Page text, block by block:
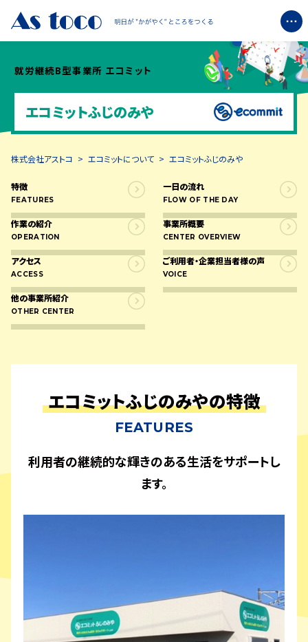
企業情報
ブライトについて +
エコミットについて
ブログ
お知らせ
お問い合わせ
プライバシーポリシー
就労継続B型事業所 エコミット
エコミットふじのみや
株式会社アストコ > エコミットについて > エコミットふじのみや
特徴
FEATURES
一日の流れ
FLOW OF THE DAY
作業の紹介
OPERATION
事業所概要
CENTER OVERVIEW
アクセス
ACCESS
ご利用者・企業担当者様の声
VOICE
他の事業所紹介
OTHER CENTER
エコミットふじのみやの特徴
FEATURES
利用者の継続的な輝きのある生活をサポートし
ます。